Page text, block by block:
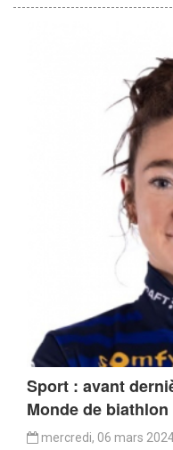
Sport : avant
Monde de
mercredi, 06 mars